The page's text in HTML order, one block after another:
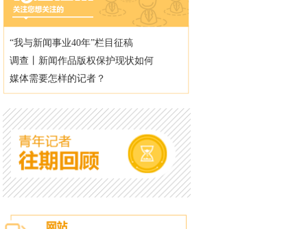
“我与新闻事业40年”栏目征稿
调查丨新闻作品版权保护现状如何
媒体需要怎样的记者？